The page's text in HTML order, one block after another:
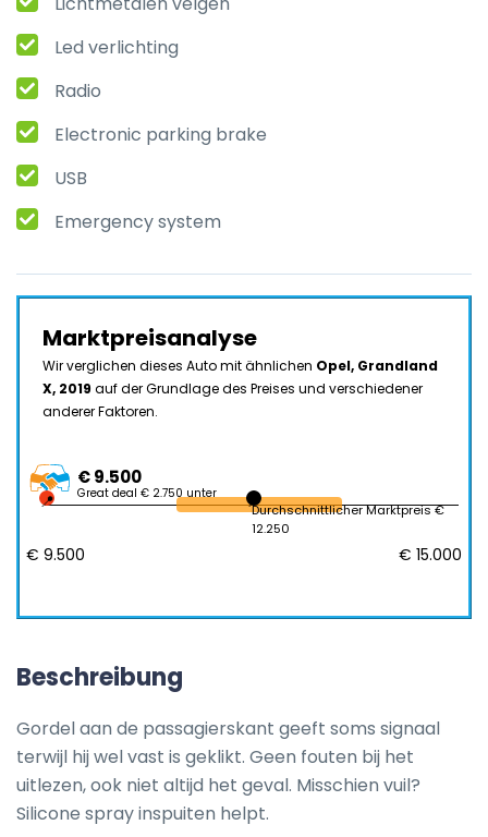
Led verlichting
Radio
Electronic parking brake
USB
Emergency system
Marktpreisanalyse
Wir verglichen dieses Auto mit ähnlichen Opel, Grandland
X, 2019 auf der Grundlage des Preises und verschiedener
anderer Faktoren.
€ 9.500
Great deal € 2.750 unter
Durchschnittlicher Marktpreis €
12.250
€ 9.500 € 15.000
Beschreibung
Gordel aan de passagierskant geeft soms signaal
terwijl hij wel vast is geklikt. Geen fouten bij het
uitlezen, ook niet altijd het geval. Misschien vuil?
Silicone spray inspuiten helpt.